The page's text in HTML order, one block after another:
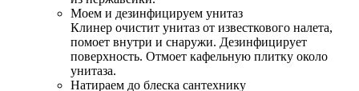
Моем и дезинфицируем унитаз
Клинер очистит унитаз от известкового налета,
помоет внутри и снаружи. Дезинфицирует
поверхность. Отмоет кафельную плитку около
унитаза.
Натираем до блеска сантехнику